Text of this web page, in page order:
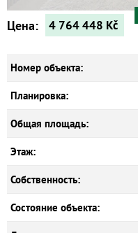
Цена: 4 764 448 Kč
Номер объекта:
Планировка:
Общая площадь:
Этаж:
Собственность:
Состояние объекта: